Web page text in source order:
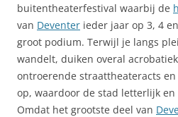
buitentheaterfestival waarbij de
van Deventer ieder jaar op 3, 4
groot podium. Terwijl je langs
wandelt, duiken overal
ontroerende straattheateracts
op, waardoor de stad letterlijk
Omdat het grootste deel van